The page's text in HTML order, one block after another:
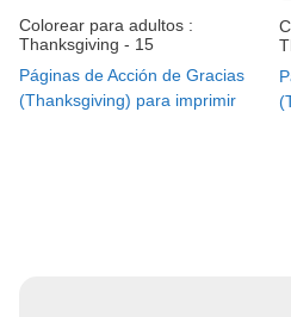
Colorear para adultos :
Thanksgiving - 15
Páginas de Acción de Gracias
(Thanksgiving) para imprimir